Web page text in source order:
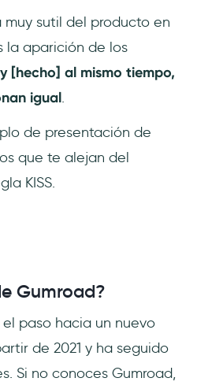
muy sutil del producto en
la aparición de los
[hecho] al mismo tiempo,
igual.
de presentación de
que te alejan del
KISS.
Gumroad?
paso hacia un nuevo
de 2021 y ha seguido
Si no conoces Gumroad,